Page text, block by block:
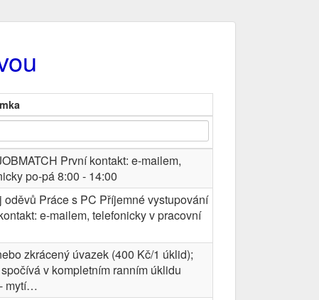
První kontakt: e-mailem,
po-pá 8:00 - 14:00
oděvů Práce s PC Příjemné vystupování
e-mailem, telefonicky v pracovní
zkrácený úvazek (400 Kč/1 úklid);
v kompletním ranním úklidu
mytí…